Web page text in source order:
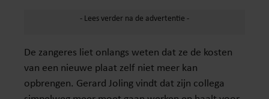
De zangeres liet onlangs weten dat ze de kosten
van een nieuwe plaat zelf niet meer kan
opbrengen. Gerard Joling vindt dat zijn collega